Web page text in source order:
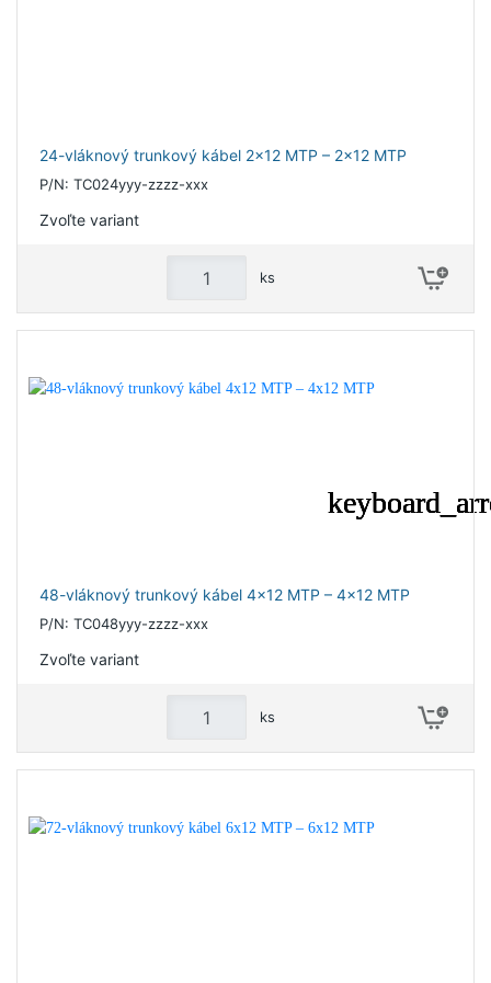
24-vláknový trunkový kábel 2x12 MTP – 2x12 MTP
P/N: TC024yyy-zzzz-xxx
Zvoľte variant
ks
48-vláknový trunkový kábel 4x12 MTP – 4x12 MTP
P/N: TC048yyy-zzzz-xxx
Zvoľte variant
ks